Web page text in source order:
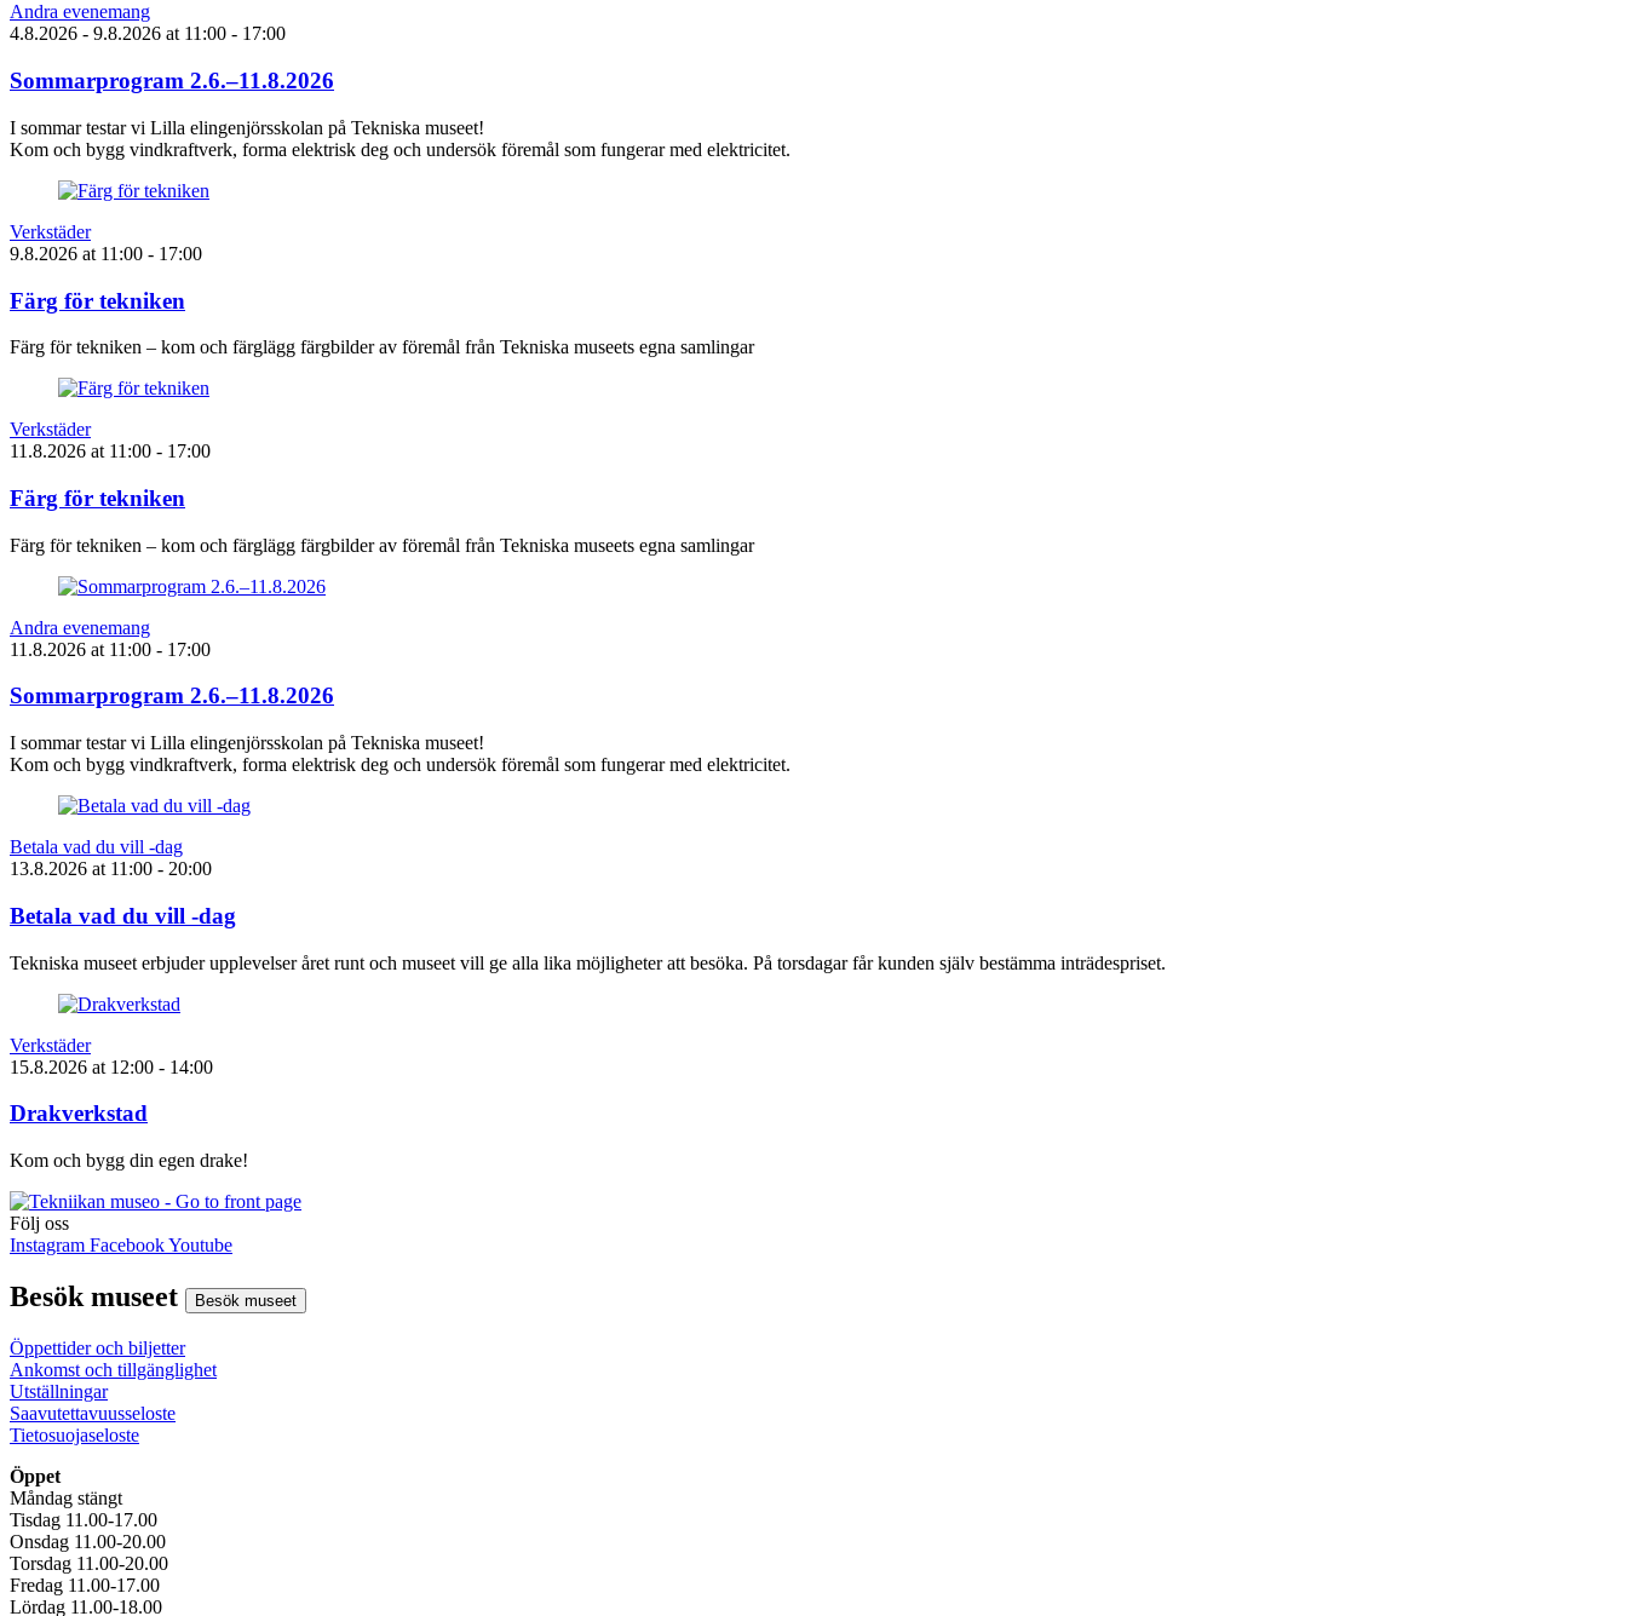
Andra evenemang
4.8.2026 - 9.8.2026 at 11:00 - 17:00
Sommarprogram 2.6.–11.8.2026
I sommar testar vi Lilla elingenjörsskolan på Tekniska museet!
Kom och bygg vindkraftverk, forma elektrisk deg och undersök föremål som fungerar med elektricitet.
Verkstäder
9.8.2026 at 11:00 - 17:00
Färg för tekniken
Färg för tekniken – kom och färglägg färgbilder av föremål från Tekniska museets egna samlingar
Verkstäder
11.8.2026 at 11:00 - 17:00
Färg för tekniken
Färg för tekniken – kom och färglägg färgbilder av föremål från Tekniska museets egna samlingar
Andra evenemang
11.8.2026 at 11:00 - 17:00
Sommarprogram 2.6.–11.8.2026
I sommar testar vi Lilla elingenjörsskolan på Tekniska museet!
Kom och bygg vindkraftverk, forma elektrisk deg och undersök föremål som fungerar med elektricitet.
Betala vad du vill -dag
13.8.2026 at 11:00 - 20:00
Betala vad du vill -dag
Tekniska museet erbjuder upplevelser året runt och museet vill ge alla lika möjligheter att besöka. På torsdagar får kunden själv bestämma inträdespriset.
Verkstäder
15.8.2026 at 12:00 - 14:00
Drakverkstad
Kom och bygg din egen drake!
Följ oss
Instagram FacebookYoutube
Besök museet Besök museet
Öppettider och biljetter
Ankomst och tillgänglighet
Utställningar
Saavutettavuusseloste
Tietosuojaseloste
Öppet
Måndag stängt
Tisdag 11.00-17.00
Onsdag 11.00-20.00
Torsdag 11.00-20.00
Fredag 11.00-17.00
Lördag 11.00-18.00